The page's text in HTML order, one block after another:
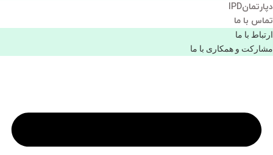
دپارتمانIPD
تماس با ما
ارتباط با ما
مشاركت و همكاری با ما